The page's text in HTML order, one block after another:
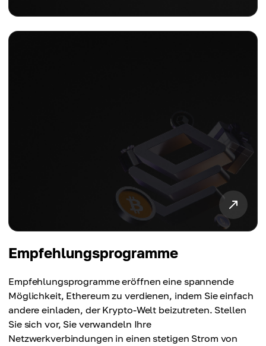
Empfehlungsprogramme
Empfehlungsprogramme eröffnen eine spannende
Möglichkeit, Ethereum zu verdienen, indem Sie einfach
andere einladen, der Krypto-Welt beizutreten. Stellen
Sie sich vor, Sie verwandeln Ihre
Netzwerkverbindungen in einen stetigen Strom von